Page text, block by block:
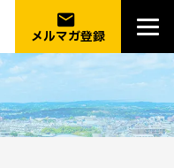
email
メルマガ登録